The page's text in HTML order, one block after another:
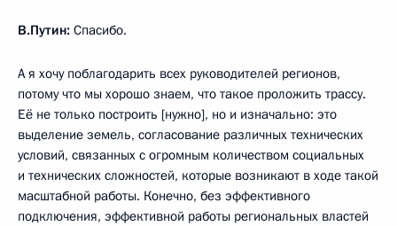
В.Путин: Спасибо.
А я хочу поблагодарить всех руководителей регионов,
потому что мы хорошо знаем, что такое проложить трассу.
Её не только построить [нужно], но и изначально: это
выделение земель, согласование различных технических
условий, связанных с огромным количеством социальных
и технических сложностей, которые возникают в ходе такой
масштабной работы. Конечно, без эффективного
подключения, эффективной работы региональных властей